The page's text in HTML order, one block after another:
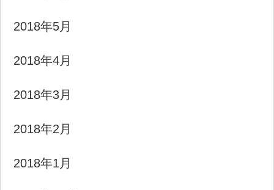
2018年5月
2018年4月
2018年3月
2018年2月
2018年1月